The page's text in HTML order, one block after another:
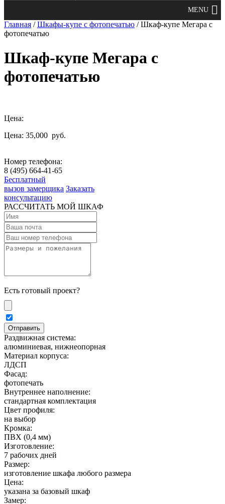
Главная /Шкафы-купе с фотопечатью / Шкаф-купе Мегара с
фотопечатью
Шкаф-купе Мегара с
фотопечатью
Цена:
Цена: 35,000 руб.
Номер телефона:
8 (495) 664-41-65
Бесплатный
вызов замерщика Заказать
консультацию
РАССЧИТАТЬ МОЙ ШКАФ
Есть готовый проект?
Раздвижная система:
алюминиевая, нижнеопорная
Материал корпуса:
ЛДСП
Фасад:
фотопечать
Внутреннее наполнение:
стандартная комплектация
Цвет профиля:
на выбор
Кромка:
ПВХ (0,4 мм)
Изготовление:
7 рабочих дней
Размер:
изготовление шкафа любого размера
Цена:
указана за базовый шкаф
Замер: